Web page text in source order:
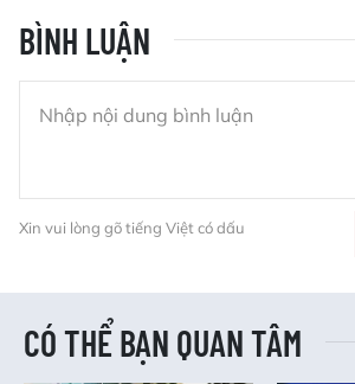
BÌNH LUẬN
Xin vui lòng gõ tiếng Việt có dấu
CÓ THỂ BẠN QUAN TÂM